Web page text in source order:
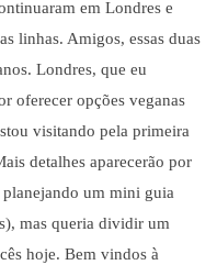
em Londres e
linhas. Amigos, essas duas
Londres, que eu
oferecer opções veganas
visitando pela primeira
detalhes aparecerão por
um mini guia
mas queria dividir um
ês hoje. Bem vindos à